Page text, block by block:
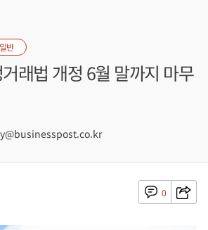
반
래법 개정 6월 말까지 마무
0